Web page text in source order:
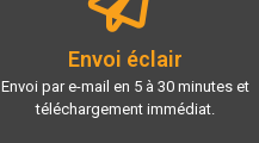
Envoi éclair
Envoi par e-mail en 5 à 30 minutes et
téléchargement immédiat.